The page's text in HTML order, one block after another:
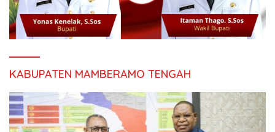
KABUPATEN MAMBERAMO TENGAH